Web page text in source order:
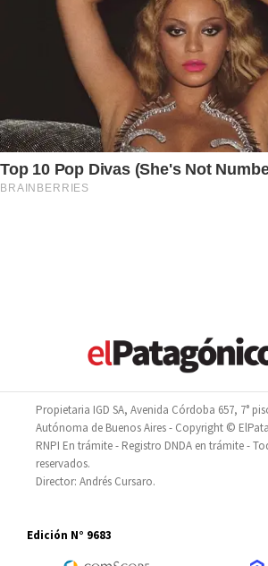
Propietaria IGD SA, Avenida Córdoba 657, 7°
Autónoma de Buenos Aires - Copyright ©
RNPI En trámite - Registro DNDA en trámite -
reservados.
Director: Andrés Cursaro.
Edición N° 9683